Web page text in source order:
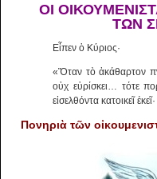
ΟΙ
ΤΩΝ
Εἶπεν ὁ Κύριος·
«Ὅταν τὸ ἀκάθαρτον
οὐχ εὑρίσκει… τότε
εἰσελθόντα κατοικεῖ
Πονηριὰ τῶν